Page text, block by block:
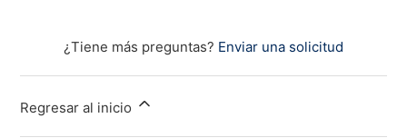
¿Tiene más preguntas? Enviar una solicitud
Regresar al inicio